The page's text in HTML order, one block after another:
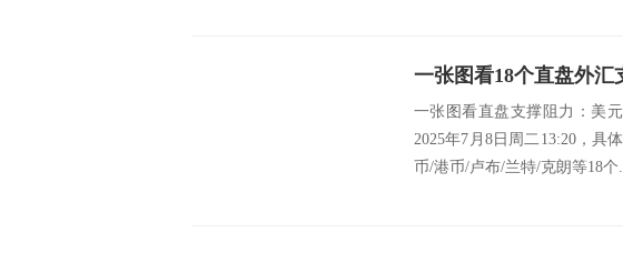
一张图看直盘支撑阻力：美
2025年7月8日周二13:20，具
币/港币/卢布/兰特/克朗等18个